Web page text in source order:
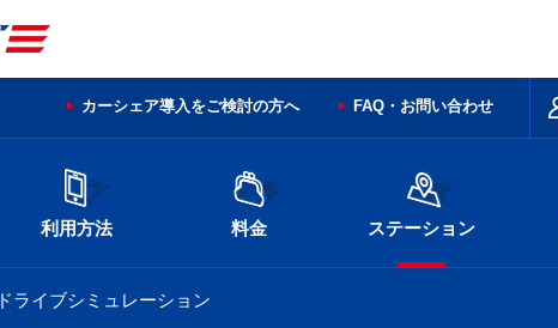
カーシェア導入をご検討の方へ FAQ・お問い合わせ
利用方法 料金 ステーション
ドライブシミュレーション